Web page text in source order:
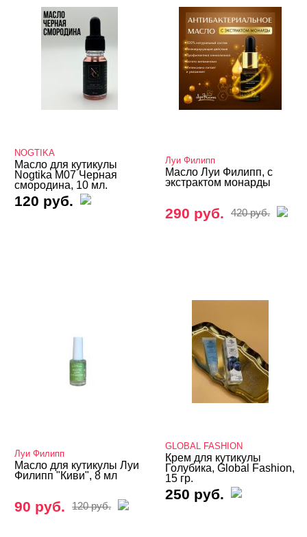
NOGTIKA
Масло для кутикулы
Nogtika M07 Черная
смородина, 10 мл.
120 руб.
Луи Филипп
Масло Луи Филипп, с
экстрактом монарды
290 руб. 420 руб.
Луи Филипп
Масло для кутикулы Луи
Филипп "Киви", 8 мл
90 руб. 120 руб.
GLOBAL FASHION
Крем для кутикулы
Голубика, Global Fashion,
15 гр.
250 руб.